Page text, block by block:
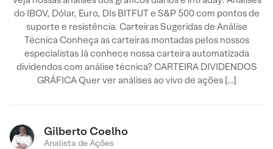
do IBOV, Dólar, Euro, DIs BITFUT e S&P 500 com pontos de
suporte e resistência. Carteiras Sugeridas de Análise
Técnica Conheça as carteiras montadas pelos nossos
especialistas Já conhece nossa carteira automatizada
dividendos com análise técnica? CARTEIRA DIVIDENDOS
GRÁFICA Quer ver análises ao vivo de ações […]
Gilberto Coelho
Analista de Ações